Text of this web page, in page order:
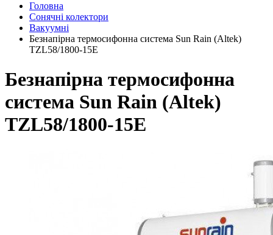
Головна
Сонячні колектори
Вакуумні
Безнапірна термосифонна система Sun Rain (Altek)
TZL58/1800-15E
Безнапірна термосифонна
система Sun Rain (Altek)
TZL58/1800-15E